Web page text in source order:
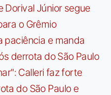
Dorival Júnior segue
o Grêmio
paciência e manda
derrota do São Paulo
Calleri faz forte
do São Paulo e